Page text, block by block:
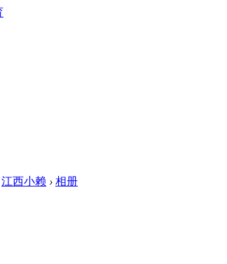
江西小赖 › 相册